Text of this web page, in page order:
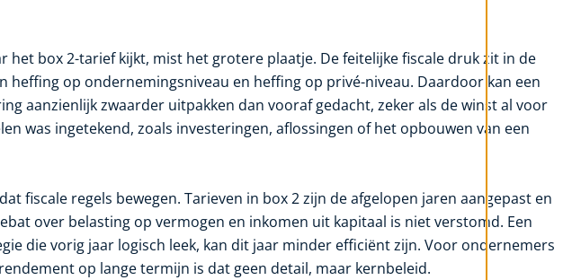
het box 2-tarief kijkt, mist het grotere plaatje. De feitelijke fiscale druk zit in de
heffing op ondernemingsniveau en heffing op privé-niveau. Daardoor kan een
aanzienlijk zwaarder uitpakken dan vooraf gedacht, zeker als de winst al voor
was ingetekend, zoals investeringen, aflossingen of het opbouwen van een
fiscale regels bewegen. Tarieven in box 2 zijn de afgelopen jaren aangepast en
over belasting op vermogen en inkomen uit kapitaal is niet verstomd. Een
die vorig jaar logisch leek, kan dit jaar minder efficiënt zijn. Voor ondernemers
op lange termijn is dat geen detail, maar kernbeleid.